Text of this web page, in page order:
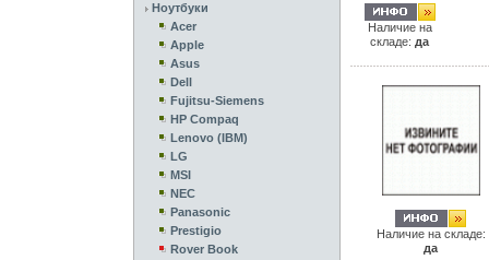
Ноутбуки
Acer
Apple
Asus
Dell
Fujitsu-Siemens
HP Compaq
Lenovo (IBM)
LG
MSI
NEC
Panasonic
Prestigio
Rover Book
Наличие на
складе: да
Наличие на складе:
да